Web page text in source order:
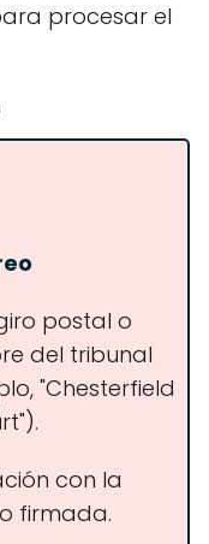
procesar el
postal o
del tribunal
"Chesterfield
con la
firmada.